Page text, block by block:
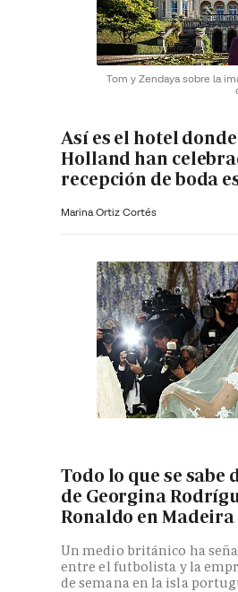
Tom y Zendaya sobre la
Así es el hotel
Holland han
recepción de boda
Marina Ortiz Cortés
Todo lo que se sabe
de Georgina
Ronaldo en Madeira
Un medio británico ha
entre el futbolista y la
de semana en la isla